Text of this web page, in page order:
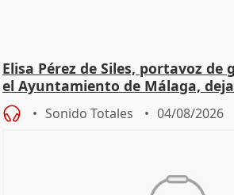
Elisa Pérez de Siles, portavoz de
el Ayuntamiento de Málaga,
Sonido Totales 04/08/2026